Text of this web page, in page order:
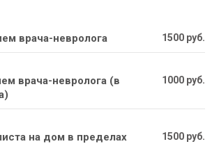
врача-невролога 1500 руб.
врача-невролога (в
1000 руб.
на дом в пределах
1500 руб.